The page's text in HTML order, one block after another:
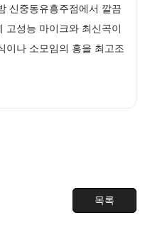
신중동유흥주점에서 깔끔
고성능 마이크와 최신곡이
이나 소모임의 흥을 최고조
목록